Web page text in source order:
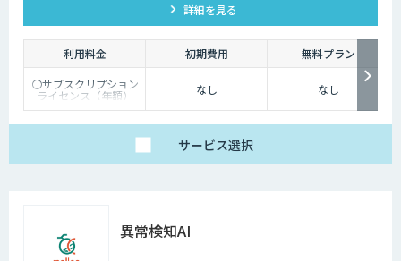
詳細を見る
利用料金 初期費用
無料プラン
〇サブスクリプション
ライセンス（年額）
価格：オープン価格
問い合わせください。
※使用するPC1台あた
りに１ライセンスが必
スとしてご提供可能で
す。
なし なし
サービス選択
異常検知AI